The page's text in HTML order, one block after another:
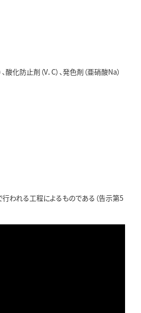
酸化防止剤（V．C）、発色剤（亜硝酸Na）
われる工程によるものである（告示第5